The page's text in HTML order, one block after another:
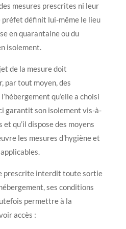
mesures prescrites ni leur
préfet définit lui-même le lieu
en quarantaine ou du
isolement.
de la mesure doit
par tout moyen, des
qu’elle a choisi
garantit son isolement vis-à-
qu’il dispose des moyens
les mesures d’hygiène et
prescrite interdit toute sortie
ses conditions
permettre à la
accès :